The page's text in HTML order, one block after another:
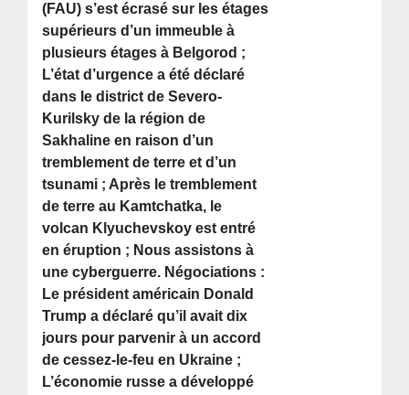
(FAU) s’est écrasé sur les étages
supérieurs d’un immeuble à
plusieurs étages à Belgorod ;
L’état d’urgence a été déclaré
dans le district de Severo-
Kurilsky de la région de
Sakhaline en raison d’un
tremblement de terre et d’un
tsunami ; Après le tremblement
de terre au Kamtchatka, le
volcan Klyuchevskoy est entré
en éruption ; Nous assistons à
une cyberguerre. Négociations :
Le président américain Donald
Trump a déclaré qu’il avait dix
jours pour parvenir à un accord
de cessez-le-feu en Ukraine ;
L’économie russe a développé